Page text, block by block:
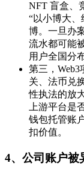
NFT 盲盒、
“以小博大
博。一旦办
流水都可能
用户全国分
第三，
关、法币兑
性执法的放
上游平台是
钱包托管账
扣价值。
4、 公司账户被